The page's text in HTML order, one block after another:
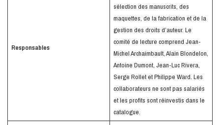
Responsables
sélection des manuscrits, des
maquettes, de la fabrication et de la
gestion des droits d’auteur. Le
comité de lecture comprend Jean-
Michel Archaimbault, Alain Blondelon,
Antoine Dumont, Jean-Luc Rivera,
Serge Rollet et Philippe Ward. Les
collaborateurs ne sont pas salariés
et les profits sont réinvestis dans le
catalogue.